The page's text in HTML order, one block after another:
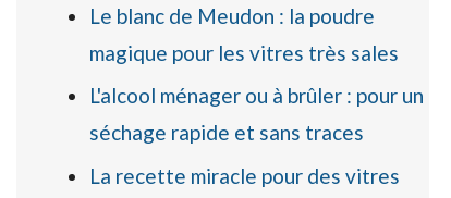
Le blanc de Meudon : la poudre
magique pour les vitres très sales
L'alcool ménager ou à brûler : pour un
séchage rapide et sans traces
La recette miracle pour des vitres